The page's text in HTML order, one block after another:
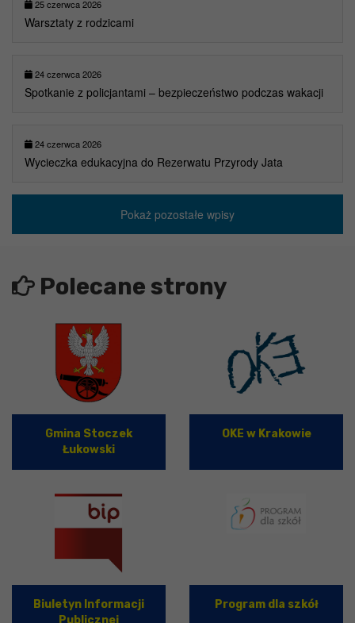
25 czerwca 2026
Warsztaty z rodzicami
24 czerwca 2026
Spotkanie z policjantami – bezpieczeństwo podczas wakacji
24 czerwca 2026
Wycieczka edukacyjna do Rezerwatu Przyrody Jata
Pokaż pozostałe wpisy
Polecane strony
Gmina Stoczek
Łukowski
OKE w Krakowie
Biuletyn Informacji
Program dla szkół